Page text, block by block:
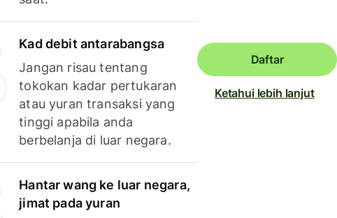
Kad debit antarabangsa
Jangan risau tentang
tokokan kadar pertukaran
atau yuran transaksi yang
tinggi apabila anda
berbelanja di luar negara.
Hantar wang ke luar negara,
jimat pada yuran
Daftar
Ketahui lebih lanjut